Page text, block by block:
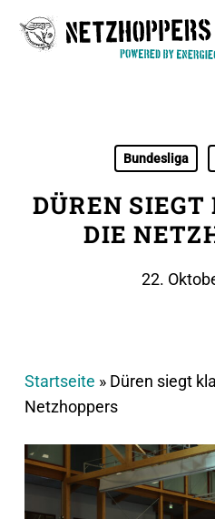
Bundesliga
DÜREN SIEGT
DIE
22.
Startseite » Düren siegt
Netzhoppers